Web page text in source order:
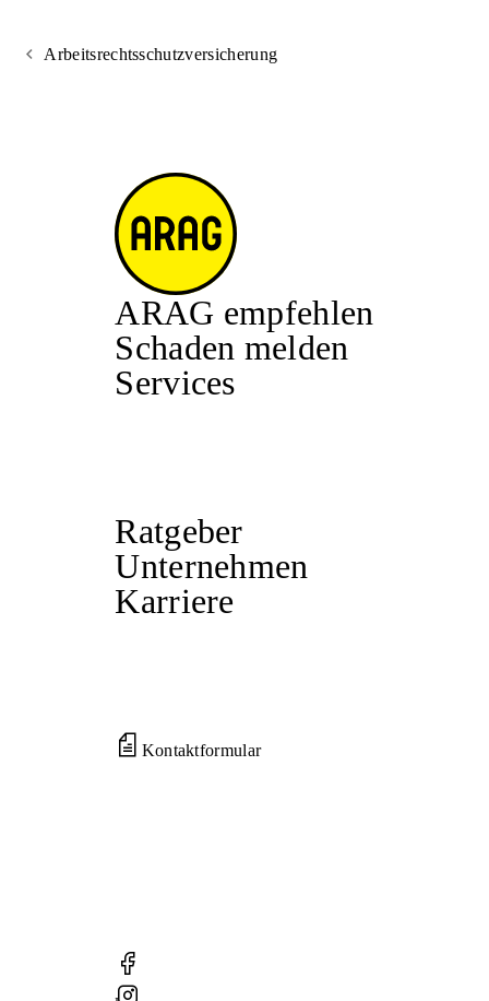
Arbeitsrechtsschutzversicherung
ARAG empfehlen
Schaden melden
Services
Ratgeber
Unternehmen
Karriere
Kontaktformular